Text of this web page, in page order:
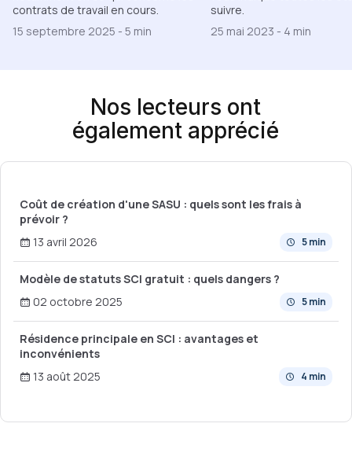
contrats de travail en cours.
15 septembre 2025 - 5 min
suivre.
25 mai 2023 - 4 min
Nos lecteurs ont
également apprécié
Coût de création d'une SASU : quels sont les frais à
prévoir ?
5 min
13 avril 2026
Modèle de statuts SCI gratuit : quels dangers ?
5 min
02 octobre 2025
Résidence principale en SCI : avantages et
inconvénients
4 min
13 août 2025